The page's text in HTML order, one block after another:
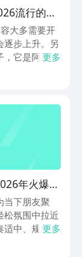
流行的多
大多需要开
逐步上升。另
，它是阿里巴
，每日参与
更多
年火爆的
当下朋友聚
松氛围中拉近
适中、规则易
气高、上手
更多